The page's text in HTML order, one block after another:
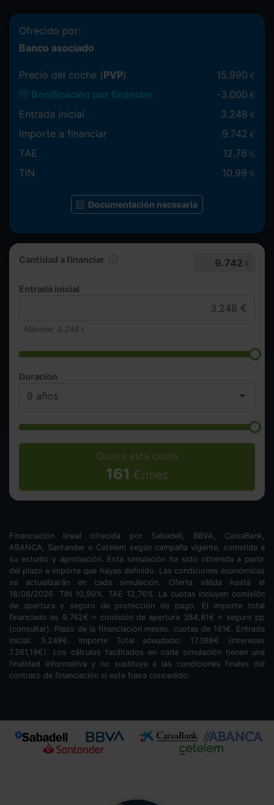
Cantidad a financiar 9.742 €
Entrada inicial
Máxima: 3.248 €
Duración
Quiero esta cuota
161 €/mes
Ofrecido por:
Banco asociado
Precio del coche (PVP) 15.990 €
Bonificación por financiar -3.000 €
Entrada inicial 3.248 €
Importe a financiar 9.742 €
TAE 12.76 %
TIN 10.99 %
Documentación necesaria
Financiación lineal ofrecida por Sabadell, BBVA, CaixaBank,
ABANCA, Santander o Cetelem según campaña vigente, sometida a
su estudio y aprobación. Esta simulación ha sido obtenida a partir
del plazo e importe que hayas definido. Las condiciones económicas
se actualizarán en cada simulación. Oferta válida hasta el
18/08/2026. TIN 10,99%. TAE 12,76%. La cuotas incluyen comisión
de apertura y seguro de protección de pago. El importe total
financiado es 9.742€ + comisión de apertura 384,81€ + seguro pp
(consultar). Plazo de la financiación meses. cuotas de 161€. Entrada
inicial: 3.248€. Importe Total adeudado: 17.388€ (intereses
7.261,19€). Los cálculos facilitados en cada simulación tienen una
finalidad informativa y no sustituye a las condiciones finales del
contrato de financiación si este fuera concedido.